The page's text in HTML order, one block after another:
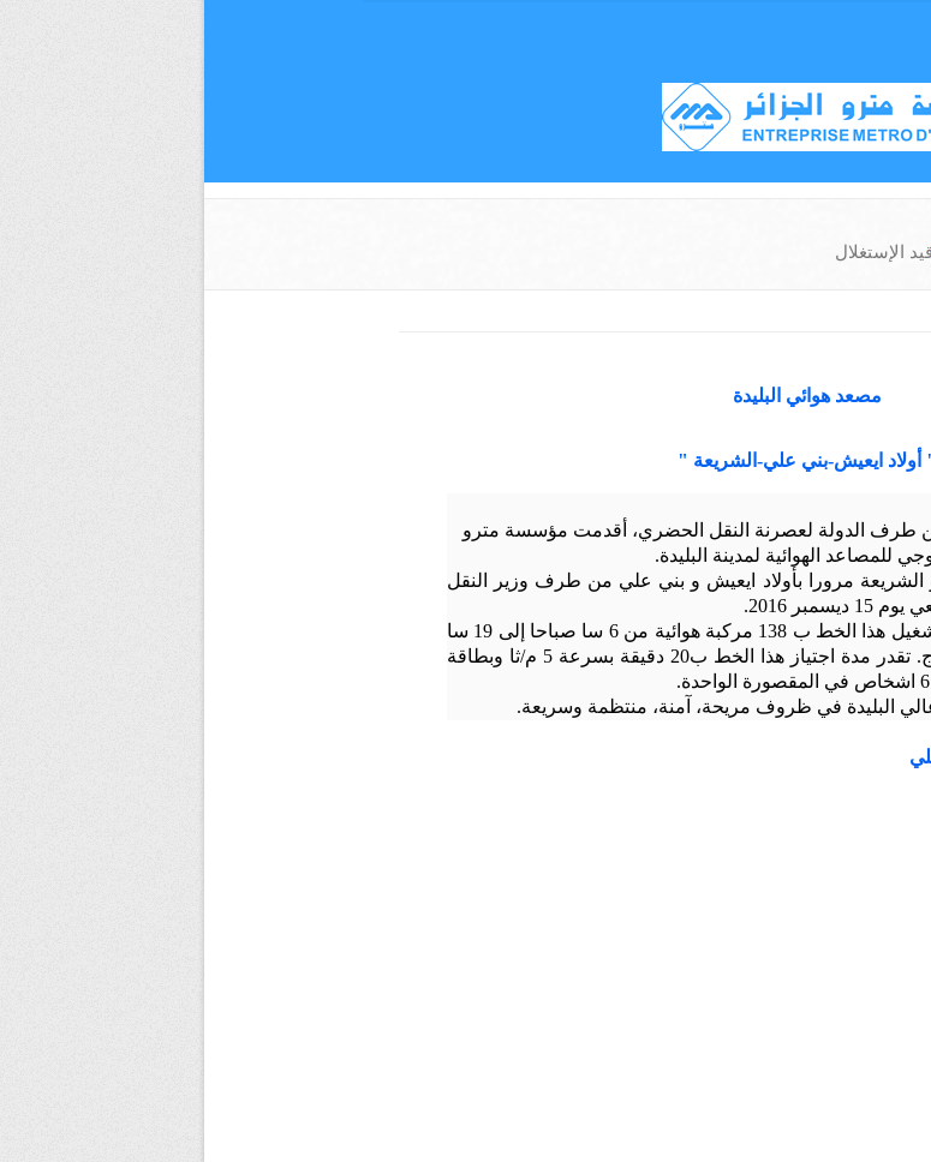
قيد الإستغلال
مصعد هوائي البليدة
الشريعة "
طرف الدولة لعصرنة النقل الحضري، أقدمت مؤسسة مترو
للمصاعد الهوائية لمدينة البليدة.
الشريعة مرورا بأولاد ايعيش و بني علي من طرف وزير النقل
2016.
على مسار 7.2 كلم و3محطات، يتم تشغيل هذا الخط ب 138 مركبة هوائية من 6 سا صباحا إلى 19 سا
تقدر مدة اجتياز هذا الخط ب20 دقيقة بسرعة 5 م/ثا وبطاقة
البليدة في ظروف مريحة، آمنة، منتظمة وسريعة.